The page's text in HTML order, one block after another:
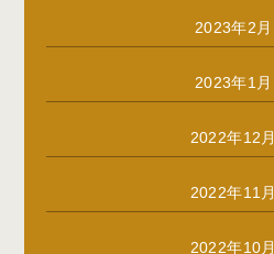
2023年2月
2023年1月
2022年12月
2022年11月
2022年10月